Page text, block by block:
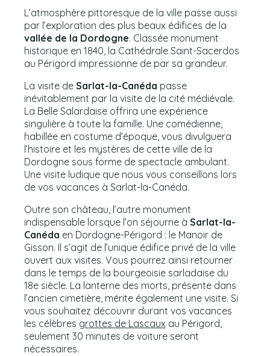
L’atmosphère pittoresque de la ville passe aussi
par l’exploration des plus beaux édifices de la
vallée de la Dordogne. Classée monument
historique en 1840, la Cathédrale Saint-Sacerdos
au Périgord impressionne de par sa grandeur.
La visite de Sarlat-la-Canéda passe
inévitablement par la visite de la cité médiévale.
La Belle Salardaise offrira une expérience
singulière à toute la famille. Une comédienne,
habillée en costume d’époque, vous divulguera
l’histoire et les mystères de cette ville de la
Dordogne sous forme de spectacle ambulant.
Une visite ludique que nous vous conseillons lors
de vos vacances à Sarlat-la-Canéda.
Outre son château, l’autre monument
indispensable lorsque l’on séjourne à Sarlat-la-
Canéda en Dordogne-Périgord : le Manoir de
Gisson. Il s’agit de l’unique édifice privé de la ville
ouvert aux visites. Vous pourrez ainsi retourner
dans le temps de la bourgeoisie sarladaise du
18e siècle. La lanterne des morts, présente dans
l’ancien cimetière, mérite également une visite. Si
vous souhaitez découvrir durant vos vacances
les célèbres grottes de Lascaux au Périgord,
seulement 30 minutes de voiture seront
nécessaires.